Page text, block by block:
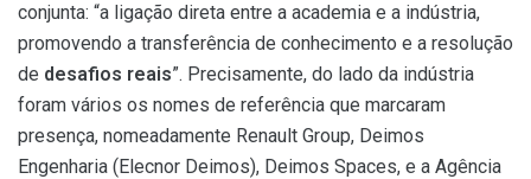
conjunta: “a ligação direta entre a academia e a indústria,
promovendo a transferência de conhecimento e a resolução
de desafios reais”. Precisamente, do lado da indústria
foram vários os nomes de referência que marcaram
presença, nomeadamente Renault Group, Deimos
Engenharia (Elecnor Deimos), Deimos Spaces, e a Agência